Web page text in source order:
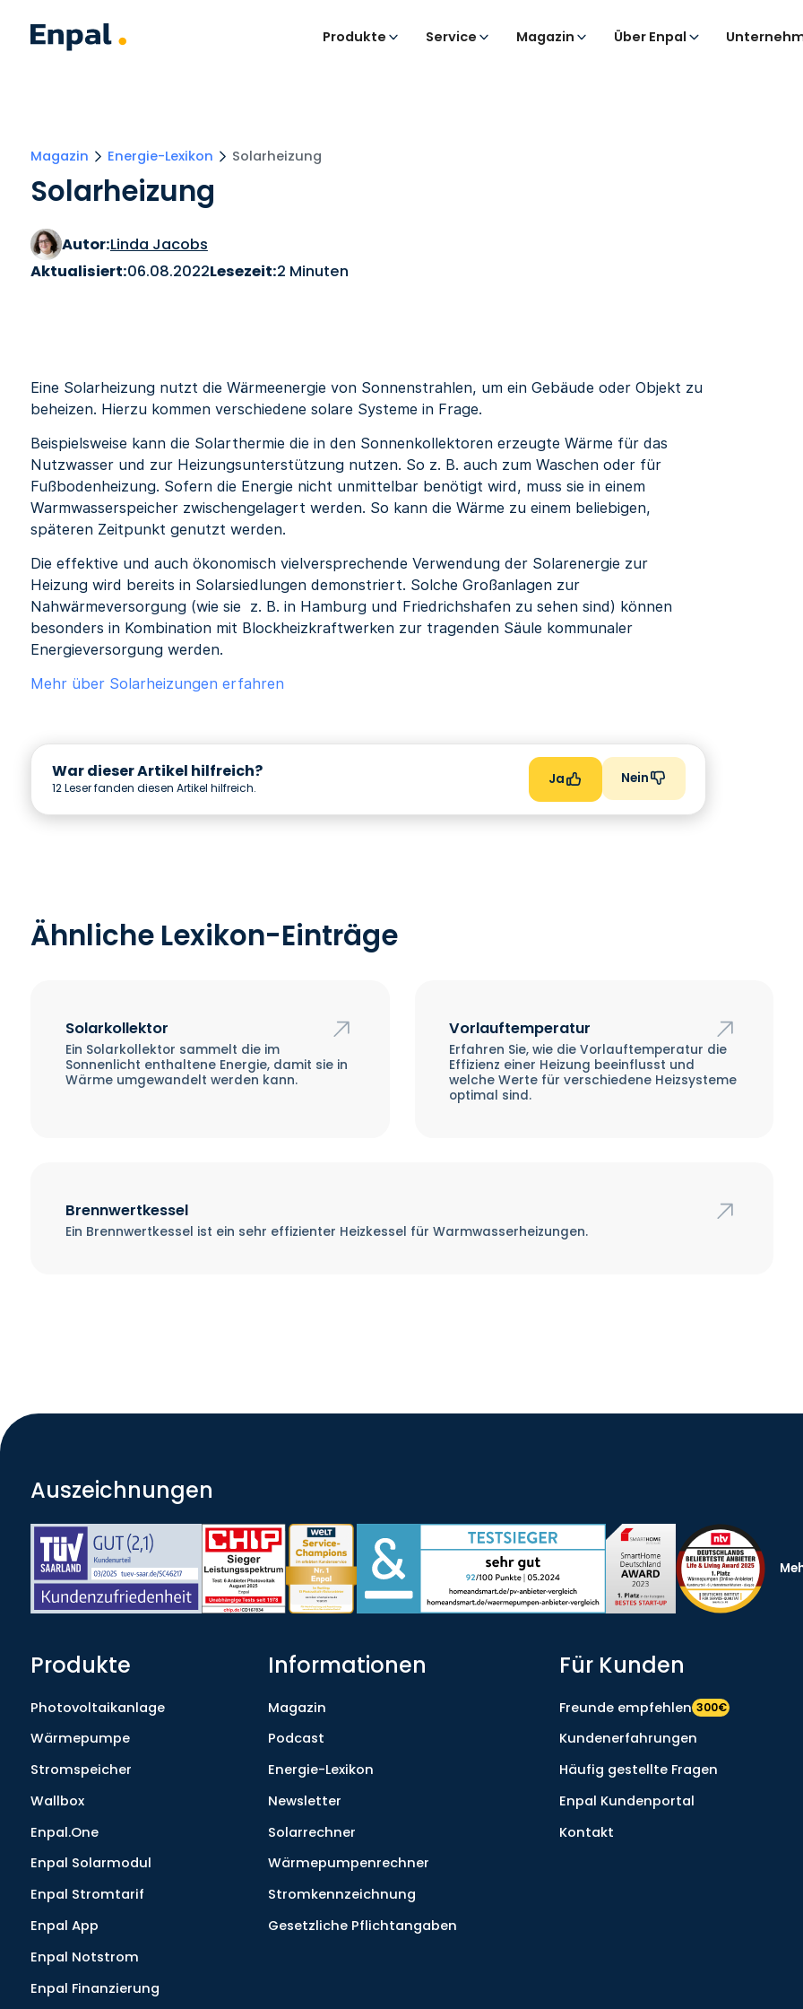
Produkte Service Magazin Über Enpal
Magazin Energie-Lexikon Solarheizung
Solarheizung
Autor:Linda Jacobs
Aktualisiert:06.08.2022Lesezeit:2 Minuten
Eine Solarheizung nutzt die Wärmeenergie von Sonnenstrahlen, um ein Gebäude oder Objekt zu
beheizen. Hierzu kommen verschiedene solare Systeme in Frage.
Beispielsweise kann die Solarthermie die in den Sonnenkollektoren erzeugte Wärme für das
Nutzwasser und zur Heizungsunterstützung nutzen. So z. B. auch zum Waschen oder für
Fußbodenheizung. Sofern die Energie nicht unmittelbar benötigt wird, muss sie in einem
Warmwasserspeicher zwischengelagert werden. So kann die Wärme zu einem beliebigen,
späteren Zeitpunkt genutzt werden.
Die effektive und auch ökonomisch vielversprechende Verwendung der Solarenergie zur
Heizung wird bereits in Solarsiedlungen demonstriert. Solche Großanlagen zur
Nahwärmeversorgung (wie sie z. B. in Hamburg und Friedrichshafen zu sehen sind) können
besonders in Kombination mit Blockheizkraftwerken zur tragenden Säule kommunaler
Energieversorgung werden.
Mehr über Solarheizungen erfahren
War dieser Artikel hilfreich?
12Leser fanden diesen Artikel hilfreich.
Ja Nein
Ähnliche Lexikon-Einträge
Solarkollektor
Ein Solarkollektor sammelt die im
Sonnenlicht enthaltene Energie, damit sie in
Wärme umgewandelt werden kann.
Vorlauftemperatur
Erfahren Sie, wie die Vorlauftemperatur die
Effizienz einer Heizung beeinflusst und
welche Werte für verschiedene Heizsysteme
optimal sind.
Brennwertkessel
Ein Brennwertkessel ist ein sehr effizienter Heizkessel für Warmwasserheizungen.
Auszeichnungen
Produkte
Photovoltaikanlage
Wärmepumpe
Stromspeicher
Wallbox
Enpal.One
Enpal Solarmodul
Enpal Stromtarif
Enpal App
Enpal Notstrom
Enpal Finanzierung
Informationen
Magazin
Podcast
Energie-Lexikon
Newsletter
Solarrechner
Wärmepumpenrechner
Stromkennzeichnung
Gesetzliche Pflichtangaben
Für Kunden
Freunde empfehlen 300€
Kundenerfahrungen
Häufig gestellte Fragen
Enpal Kundenportal
Kontakt